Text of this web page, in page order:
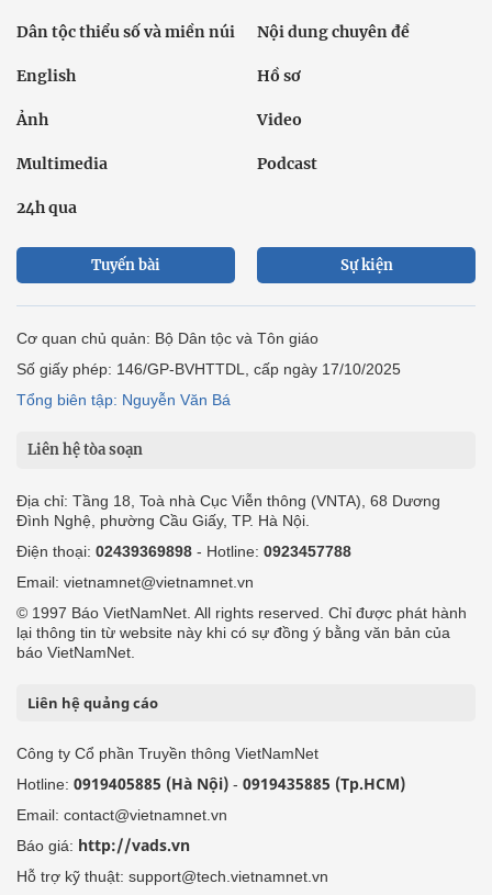
Dân tộc thiểu số và miền núi Nội dung chuyên đề
English Hồ sơ
Ảnh Video
Multimedia Podcast
24h qua
Tuyến bài Sự kiện
Cơ quan chủ quản: Bộ Dân tộc và Tôn giáo
Số giấy phép: 146/GP-BVHTTDL, cấp ngày 17/10/2025
Tổng biên tập: Nguyễn Văn Bá
Liên hệ tòa soạn
Địa chỉ: Tầng 18, Toà nhà Cục Viễn thông (VNTA), 68 Dương
Đình Nghệ, phường Cầu Giấy, TP. Hà Nội.
Điện thoại: 02439369898 - Hotline: 0923457788
Email: vietnamnet@vietnamnet.vn
© 1997 Báo VietNamNet. All rights reserved. Chỉ được phát hành
lại thông tin từ website này khi có sự đồng ý bằng văn bản của
báo VietNamNet.
Liên hệ quảng cáo
Công ty Cổ phần Truyền thông VietNamNet
Hotline: 0919405885 (Hà Nội) - 0919435885 (Tp.HCM)
Email: contact@vietnamnet.vn
Báo giá: http://vads.vn
Hỗ trợ kỹ thuật: support@tech.vietnamnet.vn